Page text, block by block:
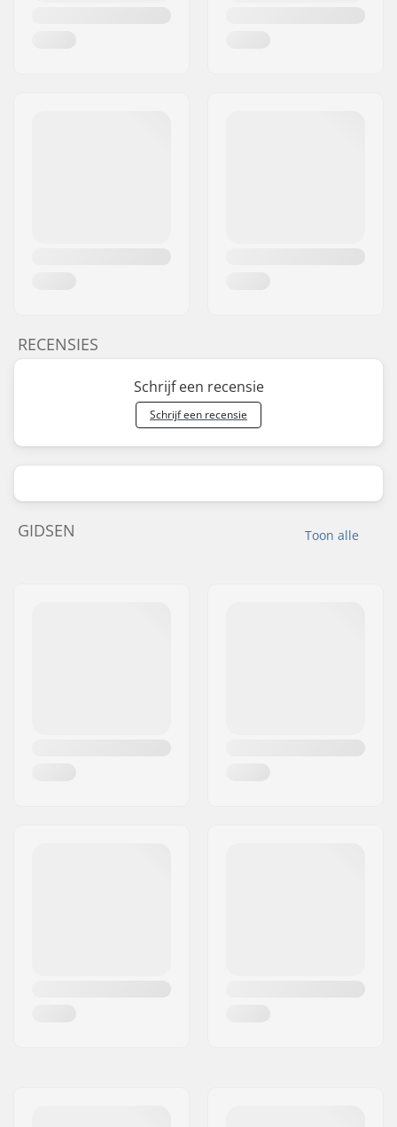
RECENSIES
Schrijf een recensie
Schrijf een recensie
Toon alle
GIDSEN